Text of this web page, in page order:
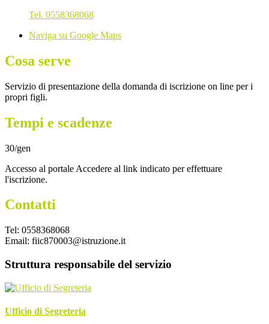
Tel. 0558368068
Naviga su Google Maps
Cosa serve
Servizio di presentazione della domanda di iscrizione on line per i
propri figli.
Tempi e scadenze
30/gen
Accesso al portale Accedere al link indicato per effettuare
l'iscrizione.
Contatti
Tel: 0558368068
Email: fiic870003@istruzione.it
Struttura responsabile del servizio
Ufficio di Segreteria